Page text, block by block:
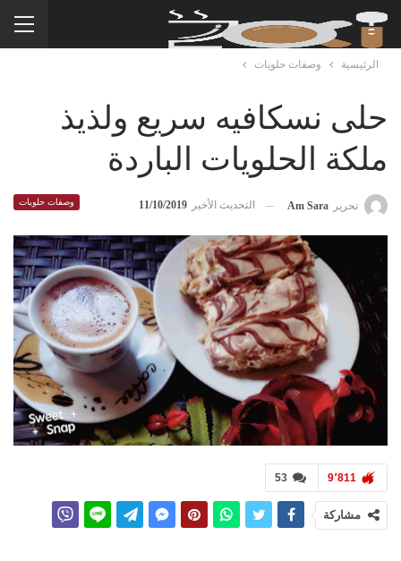
الرئيسية وصفات حلويات
حلى نسكافيه سريع ولذيذ
ملكة الحلويات الباردة
وصفات حلويات تحرير Am Sara التحديث الأخير 11/10/2019
53 9٬811
مشاركة